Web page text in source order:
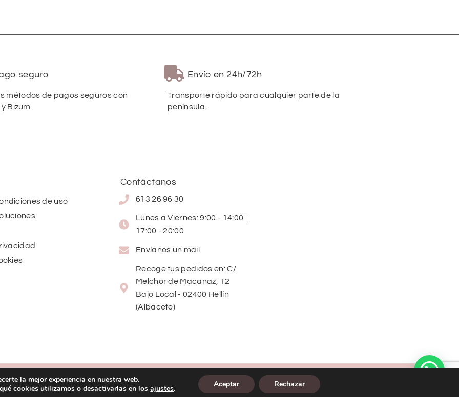
seguro
métodos de pagos seguros con
Bizum.
Envío en 24h/72h
Transporte rápido para cualquier parte de la
península.
de uso
Contáctanos
613 26 96 30
Lunes a Viernes: 9:00 - 14:00 |
17:00 - 20:00
Envíanos un mail
Recoge tus pedidos en: C/
Melchor de Macanaz, 12
Bajo Local - 02400 Hellín
(Albacete)
Diseño web:
la mejor experiencia en nuestra web.
cookies utilizamos o desactivarlas en losajustes. Aceptar Rechazar